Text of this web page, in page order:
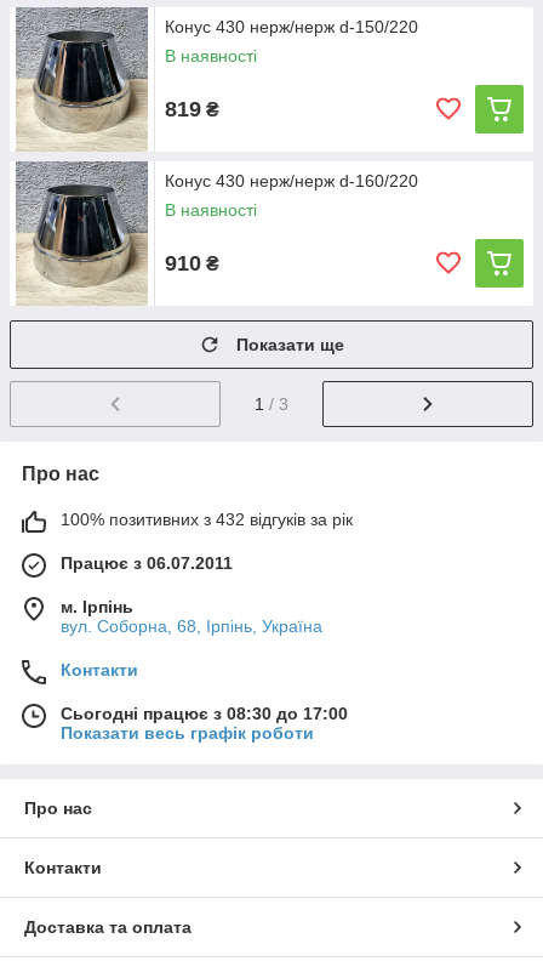
Конус 430 нерж/нерж d-150/220
В наявності
819 ₴
Конус 430 нерж/нерж d-160/220
В наявності
910 ₴
Показати ще
1 / 3
Про нас
100% позитивних з 432 відгуків за рік
Працює з 06.07.2011
м. Ірпінь
вул. Соборна, 68, Ірпінь, Україна
Контакти
Сьогодні працює з 08:30 до 17:00
Показати весь графік роботи
Про нас
Контакти
Доставка та оплата